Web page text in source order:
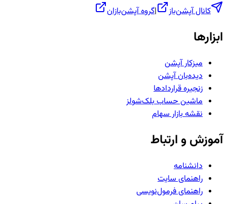
کانال آپشن‌باز
|گروه آپشن‌بازان
ابزارها
میزکار آپشن
دیده‌بان آپشن
زنجیره قراردادها
ماشین حساب بلک‌شولز
نقشه بازار سهام
آموزش و ارتباط
دانشنامه
راهنمای سایت
راهنمای فرمول‌نویسی